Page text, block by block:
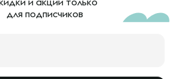
для подписчиков